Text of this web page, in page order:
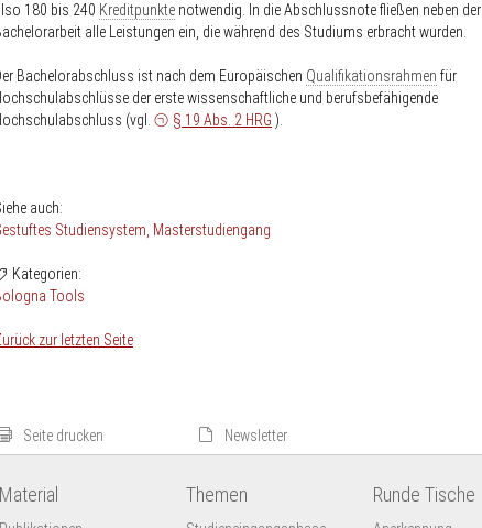
180 bis 240 Kreditpunkte notwendig. In die Abschlussnote fließen neben der
alle Leistungen ein, die während des Studiums erbracht wurden.
Bachelorabschluss ist nach dem Europäischen Qualifikationsrahmen für
der erste wissenschaftliche und berufsbefähigende
(vgl.
§ 19 Abs. 2 HRG ).
auch:
Studiensystem Masterstudiengang
Kategorien:
Tools
zur letzten Seite
Seite drucken Newsletter
Material Themen Runde Tische